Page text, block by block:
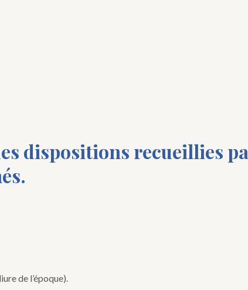
dispositions recueillies
de l’époque).